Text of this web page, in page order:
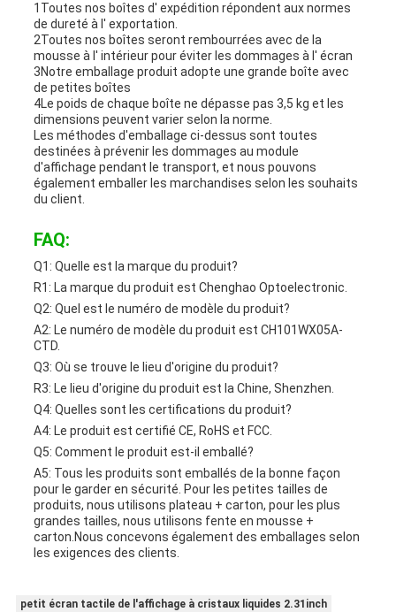
1Toutes nos boîtes d' expédition répondent aux normes
de dureté à l' exportation.
2Toutes nos boîtes seront rembourrées avec de la
mousse à l' intérieur pour éviter les dommages à l' écran
3Notre emballage produit adopte une grande boîte avec
de petites boîtes
4Le poids de chaque boîte ne dépasse pas 3,5 kg et les
dimensions peuvent varier selon la norme.
Les méthodes d'emballage ci-dessus sont toutes
destinées à prévenir les dommages au module
d'affichage pendant le transport, et nous pouvons
également emballer les marchandises selon les souhaits
du client.
FAQ:
Q1: Quelle est la marque du produit?
R1: La marque du produit est Chenghao Optoelectronic.
Q2: Quel est le numéro de modèle du produit?
A2: Le numéro de modèle du produit est CH101WX05A-
CTD.
Q3: Où se trouve le lieu d'origine du produit?
R3: Le lieu d'origine du produit est la Chine, Shenzhen.
Q4: Quelles sont les certifications du produit?
A4: Le produit est certifié CE, RoHS et FCC.
Q5: Comment le produit est-il emballé?
A5: Tous les produits sont emballés de la bonne façon
pour le garder en sécurité. Pour les petites tailles de
produits, nous utilisons plateau + carton, pour les plus
grandes tailles, nous utilisons fente en mousse +
carton.Nous concevons également des emballages selon
les exigences des clients.
petit écran tactile de l'affichage à cristaux liquides 2.31inch